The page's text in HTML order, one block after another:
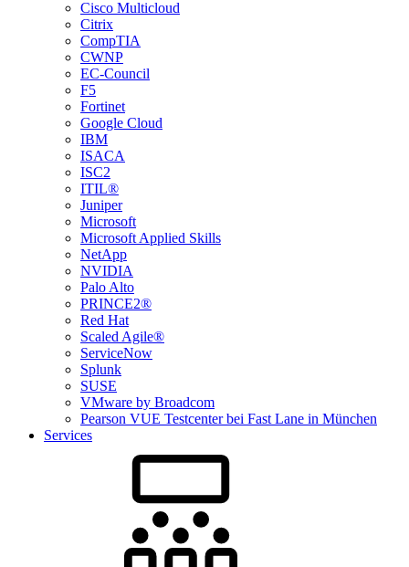
Cisco Multicloud
Citrix
CompTIA
CWNP
EC-Council
F5
Fortinet
Google Cloud
IBM
ISACA
ISC2
ITIL®
Juniper
Microsoft
Microsoft Applied Skills
NetApp
NVIDIA
Palo Alto
PRINCE2®
Red Hat
Scaled Agile®
ServiceNow
Splunk
SUSE
VMware by Broadcom
Pearson VUE Testcenter bei Fast Lane in München
Services